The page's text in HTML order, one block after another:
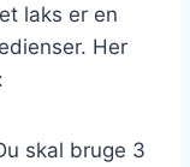
laks er en
Her
skal bruge 3